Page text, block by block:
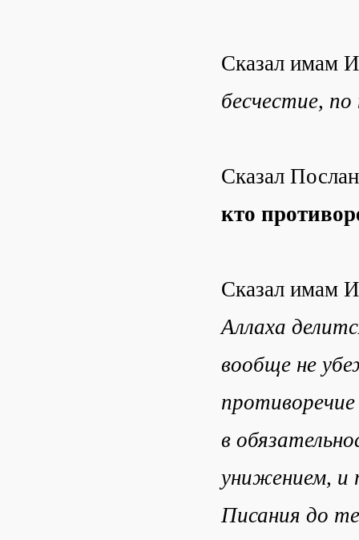
Сказал имам
бесчестие,
Сказал
кто
Сказал имам
Аллаха
вообще не
в
унижением, и
Писания до